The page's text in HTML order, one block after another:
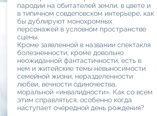
пародии на обитателей земли, в цвете и
в типичном совдеповском интерьере, как
бы дуб­лируют монохромных
персонажей в условном пространстве
сцены.
Кроме заявленной в назва­нии спектакля
болезненности, кроме доволь­но
неожиданной фантастичности, есть в
нем и житейские темы невыносимости
семейной жиз­ни, неразделенности
любви, вечно­сти одиночества,
моральной «инвалидности». Как со всем
этим справляться, особенно когда
наступает очеред­ной день рождения?